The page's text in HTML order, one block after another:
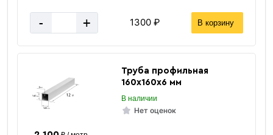
- + 1300 ₽ В корзину
Труба профильная
160х160х6 мм
В наличии
Нет оценок